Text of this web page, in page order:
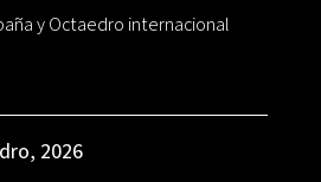
y Octaedro internacional
2026